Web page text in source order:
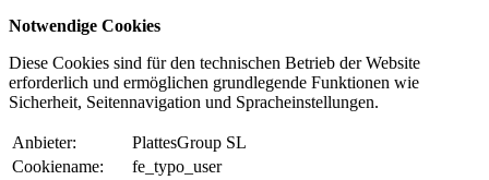
Notwendige Cookies
Diese Cookies sind für den technischen Betrieb der Website
erforderlich und ermöglichen grundlegende Funktionen wie
Sicherheit, Seitennavigation und Spracheinstellungen.
Anbieter:
PlattesGroup SL
Cookiename:
fe_typo_user